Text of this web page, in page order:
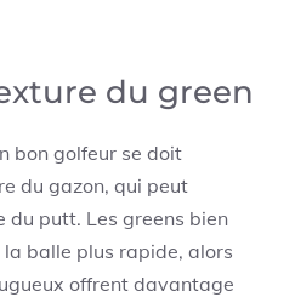
du green
bon golfeur se doit
du gazon, qui peut
du putt. Les greens bien
balle plus rapide, alors
offrent davantage